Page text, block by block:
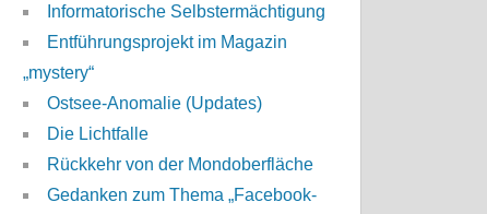
Informatorische Selbstermächtigung
Entführungsprojekt im Magazin
„mystery“
Ostsee-Anomalie (Updates)
Die Lichtfalle
Rückkehr von der Mondoberfläche
Gedanken zum Thema „Facebook-